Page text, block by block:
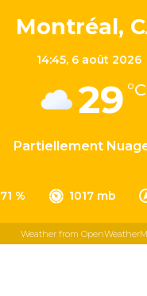
Montréal,
14:45, 6 août 2026
29 °C
Partiellement
71 % 1017 mb
Weather from